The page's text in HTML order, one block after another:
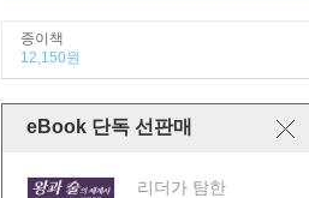
종이책
12,150원
eBook 단독 선판매
리더가 탐한